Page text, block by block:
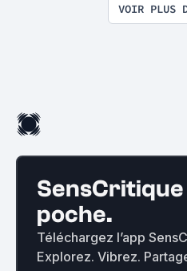
VOIR PLUS
poche.
Téléchargez l’app
Explorez. Vibrez.